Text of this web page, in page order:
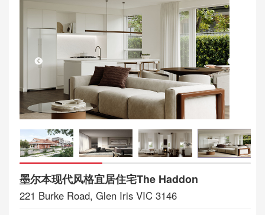
墨尔本现代风格宜居住宅The Haddon
221 Burke Road, Glen Iris VIC 3146